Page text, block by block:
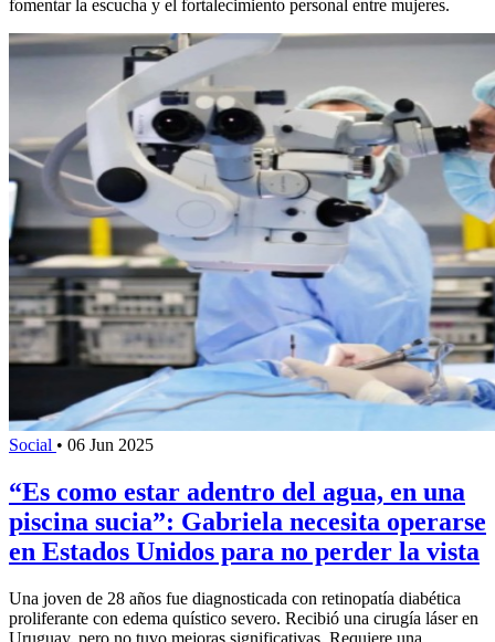
fomentar la escucha y el fortalecimiento personal entre mujeres.
Social • 06 Jun 2025
“Es como estar adentro del agua, en una
piscina sucia”: Gabriela necesita operarse
en Estados Unidos para no perder la vista
Una joven de 28 años fue diagnosticada con retinopatía diabética
proliferante con edema quístico severo. Recibió una cirugía láser en
Uruguay, pero no tuvo mejoras significativas. Requiere una